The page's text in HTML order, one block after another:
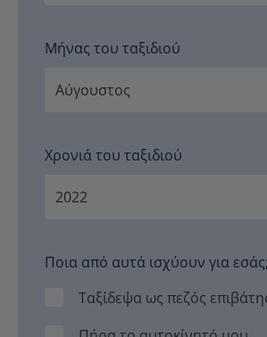
Μήνας του ταξιδιού
Χρονιά του ταξιδιού
Ποια από αυτά ισχύουν για εσάς;
Ταξίδεψα ως πεζός